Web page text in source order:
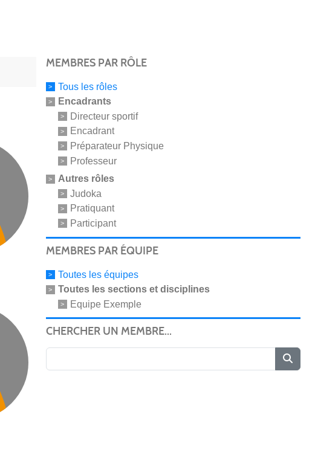
MEMBRES PAR RÔLE
Tous les rôles
Encadrants
Directeur sportif
Encadrant
Préparateur Physique
Professeur
Autres rôles
Judoka
Pratiquant
Participant
MEMBRES PAR ÉQUIPE
Toutes les équipes
Toutes les sections et disciplines
Equipe Exemple
CHERCHER UN MEMBRE...